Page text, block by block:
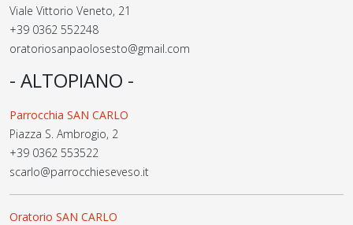
Viale Vittorio Veneto, 21
+39 0362 552248
oratoriosanpaolosesto@gmail.com
- ALTOPIANO -
Parrocchia SAN CARLO
Piazza S. Ambrogio, 2
+39 0362 553522
scarlo@parrocchieseveso.it
Oratorio SAN CARLO